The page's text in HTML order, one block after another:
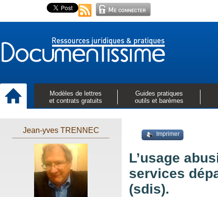
Modèles de lettres
et contrats gratuits
Guides pratiques
outils et barèmes
Jean-yves TRENNEC Imprimer
L’usage
services
(sdis).